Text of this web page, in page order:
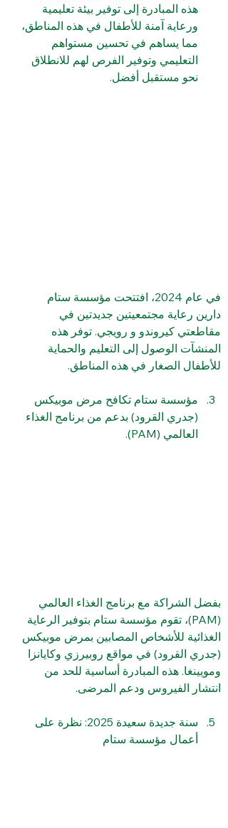
هذه المبادرة إلى توفير بيئة تعليمية
ورعاية آمنة للأطفال في هذه المناطق،
مما يساهم في تحسين مستواهم
التعليمي وتوفير الفرص لهم للانطلاق
نحو مستقبل أفضل.
في عام 2024، افتتحت مؤسسة ستام
دارين رعاية مجتمعيتين جديدتين في
مقاطعتي كيروندو و رويجي. توفر هذه
المنشآت الوصول إلى التعليم والحماية
للأطفال الصغار في هذه المناطق.
مؤسسة ستام تكافح مرض موبيكس
(جدري القرود) بدعم من برنامج الغذاء
العالمي (PAM).
بفضل الشراكة مع برنامج الغذاء العالمي
(PAM)، تقوم مؤسسة ستام بتوفير الرعاية
الغذائية للأشخاص المصابين بمرض موبيكس
(جدري القرود) في مواقع روبيرزي وكايانزا
ومويينغا. هذه المبادرة أساسية للحد من
انتشار الفيروس ودعم المرضى.
سنة جديدة سعيدة 2025: نظرة على
أعمال مؤسسة ستام